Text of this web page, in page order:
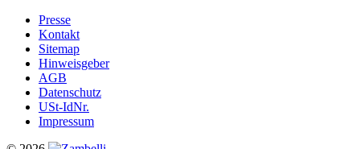
Presse
Kontakt
Sitemap
Hinweisgeber
AGB
Datenschutz
USt-IdNr.
Impressum